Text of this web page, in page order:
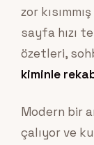
zor
sayfa hızı
özetleri,
kiminle
Modern bir
çalıyor ve